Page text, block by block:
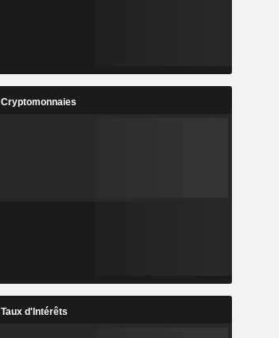
Cryptomonnaies
Taux d'Intérêts